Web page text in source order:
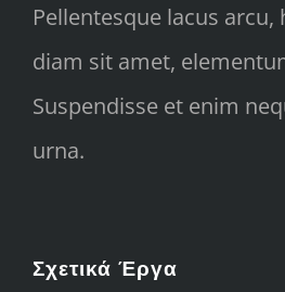
Pellentesque lacus
diam sit amet,
Suspendisse et enim
urna.
Σχετικά Έργα